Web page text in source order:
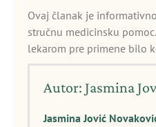
Ovaj članak je
stručnu medicinsku
lekarom pre primene bilo
Autor: Jasmina
Jasmina Jović